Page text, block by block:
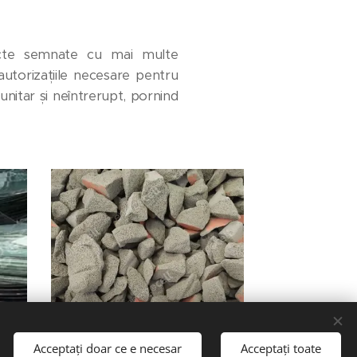
semnate cu mai multe
necesare pentru
și neîntrerupt, pornind
Acceptați doar ce e necesar Acceptați toate